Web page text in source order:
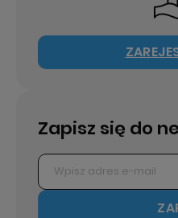
Zapisz się do